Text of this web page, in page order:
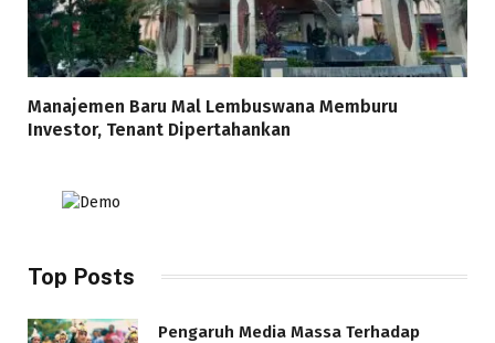
Manajemen Baru Mal Lembuswana Memburu
Investor, Tenant Dipertahankan
Top Posts
Pengaruh Media Massa Terhadap